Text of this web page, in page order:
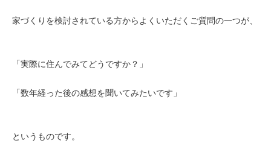
家づくりを検討されている方からよくいただくご質問の一つが、
「実際に住んでみてどうですか？」
「数年経った後の感想を聞いてみたいです」
というものです。